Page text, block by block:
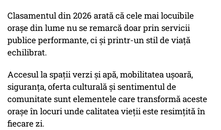
Clasamentul din 2026 arată că cele mai locuibile
orașe din lume nu se remarcă doar prin servicii
publice performante, ci și printr-un stil de viață
echilibrat.
Accesul la spații verzi și apă, mobilitatea ușoară,
siguranța, oferta culturală și sentimentul de
comunitate sunt elementele care transformă aceste
orașe în locuri unde calitatea vieții este resimțită în
fiecare zi.